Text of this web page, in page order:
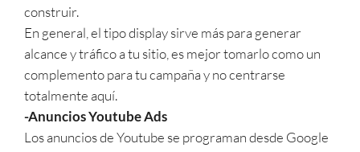
construir.
En general, el tipo display sirve más para generar
alcance y tráfico a tu sitio, es mejor tomarlo como un
complemento para tu campaña y no centrarse
totalmente aquí.
-Anuncios Youtube Ads
Los anuncios de Youtube se programan desde Google